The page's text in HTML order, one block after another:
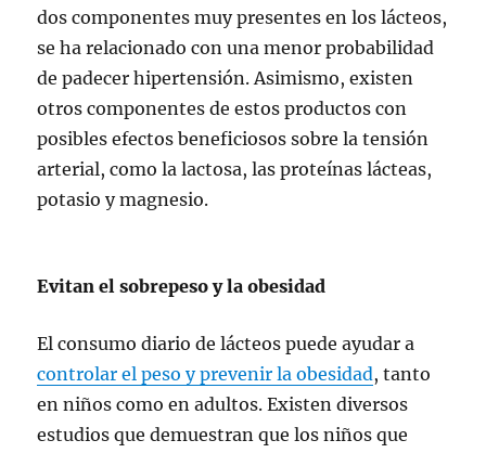
dos componentes muy presentes en los lácteos,
se ha relacionado con una menor probabilidad
de padecer hipertensión. Asimismo, existen
otros componentes de estos productos con
posibles efectos beneficiosos sobre la tensión
arterial, como la lactosa, las proteínas lácteas,
potasio y magnesio.
Evitan el sobrepeso y la obesidad
El consumo diario de lácteos puede ayudar a
controlar el peso y prevenir la obesidad, tanto
en niños como en adultos. Existen diversos
estudios que demuestran que los niños que